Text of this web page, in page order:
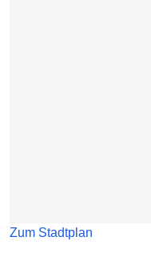
Zum Stadtplan